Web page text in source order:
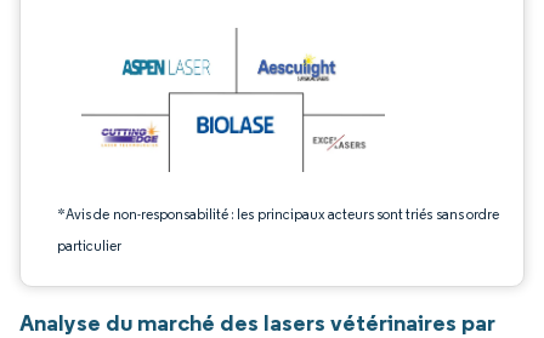
*Avis de non-responsabilité : les principaux acteurs sont triés sans ordre
particulier
Analyse du marché des lasers vétérinaires par